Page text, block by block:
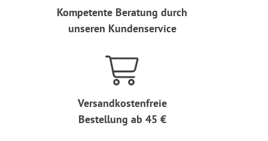
Kompetente Beratung durch
unseren Kundenservice
Versandkostenfreie
Bestellung ab 45 €